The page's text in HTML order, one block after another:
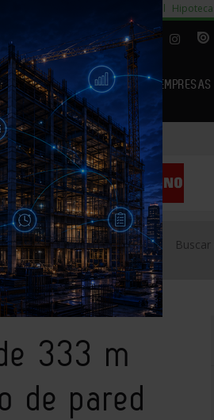
29% cambiar al alquiler temporal
|
AGENDA ARTÍCULOS EMPRESAS
PREMIUM
333 m
de pared